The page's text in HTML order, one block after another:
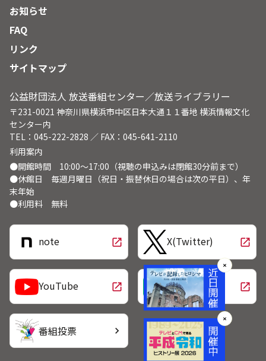
お知らせ
FAQ
リンク
サイトマップ
公益財団法人 放送番組センター／放送ライブラリー
〒231-0021 神奈川県横浜市中区日本大通１１番地 横浜情報文化
センター内
TEL：045-222-2828 ／ FAX：045-641-2110
利用案内
●開館時間 10:00～17:00（視聴の申込みは閉館30分前まで）
●休館日 毎週月曜日（祝日・振替休日の場合は次の平日）、年
末年始
●利用料 無料
note open_in_new X(Twitter) open_in_new
YouTube open_in_new LINE open_in_new
番組投票 chevron_right
✕
✕